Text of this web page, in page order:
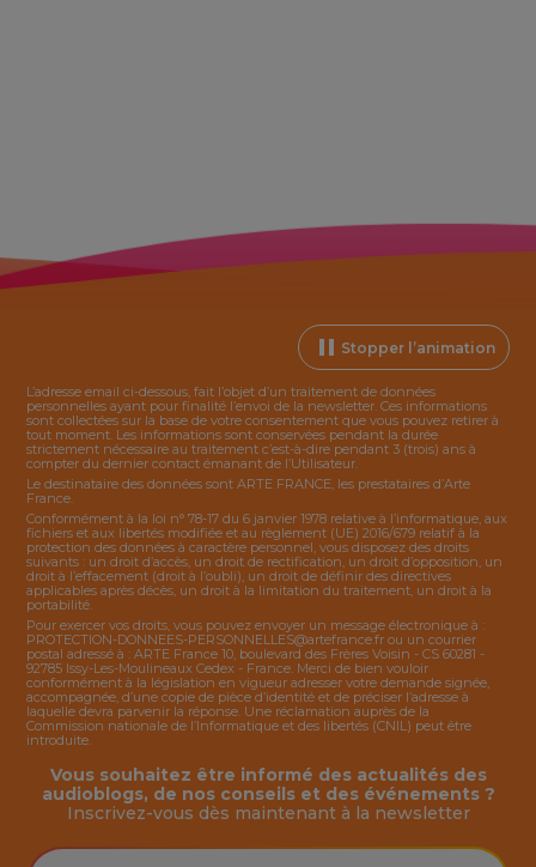
Stopper l’animation
L’adresse email ci-dessous, fait l’objet d’un traitement de données
personnelles ayant pour finalité l’envoi de la newsletter. Ces informations
sont collectées sur la base de votre consentement que vous pouvez retirer à
tout moment. Les informations sont conservées pendant la durée
strictement nécessaire au traitement c’est-à-dire pendant 3 (trois) ans à
compter du dernier contact émanant de l’Utilisateur.
Le destinataire des données sont ARTE FRANCE, les prestataires d’Arte
France.
Conformément à la loi n° 78-17 du 6 janvier 1978 relative à l’informatique, aux
fichiers et aux libertés modifiée et au règlement (UE) 2016/679 relatif à la
protection des données à caractère personnel, vous disposez des droits
suivants : un droit d’accès, un droit de rectification, un droit d’opposition, un
droit à l’effacement (droit à l’oubli), un droit de définir des directives
applicables après décès, un droit à la limitation du traitement, un droit à la
portabilité.
Pour exercer vos droits, vous pouvez envoyer un message électronique à :
PROTECTION-DONNEES-PERSONNELLES@artefrance.fr ou un courrier
postal adressé à : ARTE France 10, boulevard des Frères Voisin - CS 60281 -
92785 Issy-Les-Moulineaux Cedex - France. Merci de bien vouloir
conformément à la législation en vigueur adresser votre demande signée,
accompagnée, d’une copie de pièce d’identité et de préciser l’adresse à
laquelle devra parvenir la réponse. Une réclamation auprès de la
Commission nationale de l’Informatique et des libertés (CNIL) peut être
introduite.
Vous souhaitez être informé des actualités des
audioblogs, de nos conseils et des événements ?
Inscrivez-vous dès maintenant à la newsletter